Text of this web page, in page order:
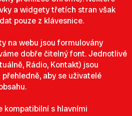
a widgety třetích stran však
pouze z klávesnice.
na webu jsou formulovány
dobře čitelný font. Jednotlivé
Rádio, Kontakt) jsou
aby se uživatelé
kompatibilní s hlavními